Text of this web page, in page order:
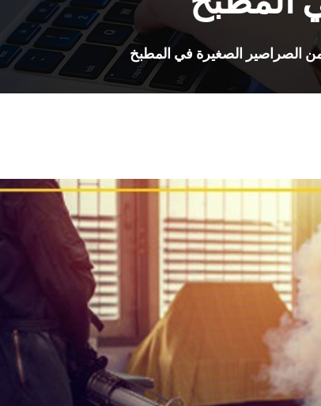
الصراصير الصغيرة في المطبخ